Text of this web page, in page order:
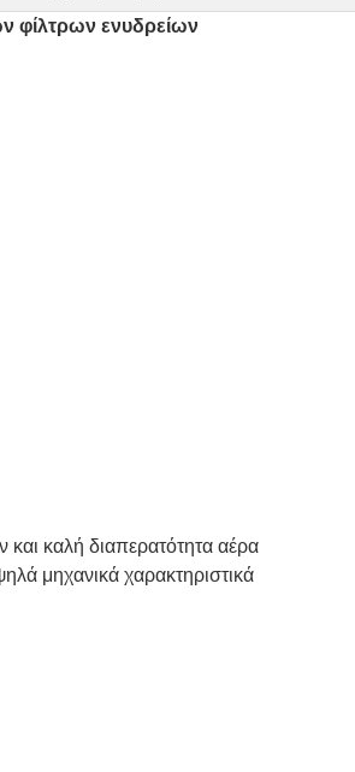
φίλτρων ενυδρείων
καλή διαπερατότητα αέρα
μηχανικά χαρακτηριστικά